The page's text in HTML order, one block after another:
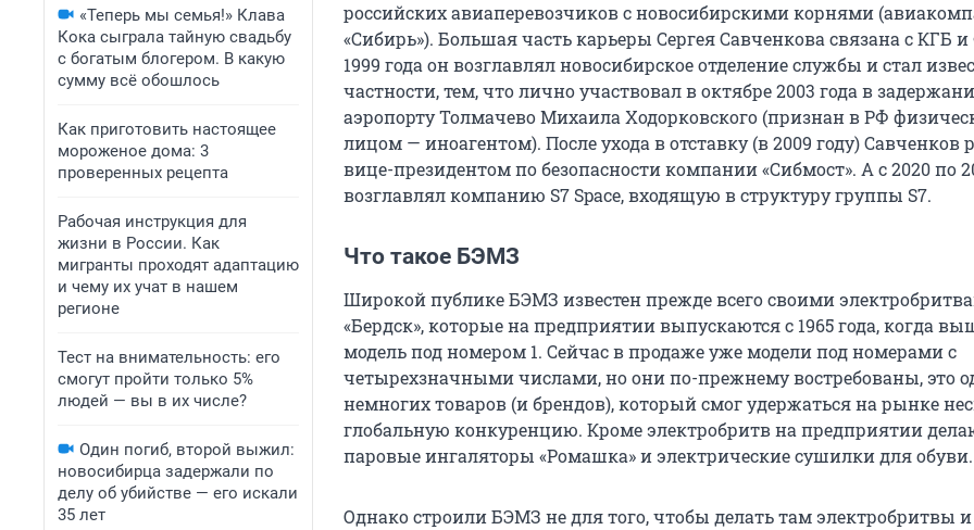
«Теперь мы семья!» Клава
Кока сыграла тайную свадьбу
с богатым блогером. В какую
сумму всё обошлось
Как приготовить настоящее
мороженое дома: 3
проверенных рецепта
Рабочая инструкция для
жизни в России. Как
мигранты проходят адаптацию
и чему их учат в нашем
регионе
Тест на внимательность: его
смогут пройти только 5%
людей — вы в их числе?
Один погиб, второй выжил:
новосибирца задержали по
делу об убийстве — его искали
35 лет
российских авиаперевозчиков с новосибирскими корнями
«Сибирь»). Большая часть карьеры Сергея Савченкова связана с КГБ
1999 года он возглавлял новосибирское отделение службы и стал
частности, тем, что лично участвовал в октябре 2003 года в
аэропорту Толмачево Михаила Ходорковского (признан в РФ
лицом — иноагентом). После ухода в отставку (в 2009 году) Савченков
вице-президентом по безопасности компании «Сибмост». А с 2020 по
возглавлял компанию S7 Space, входящую в структуру группы S7.
Что такое БЭМЗ
Широкой публике БЭМЗ известен прежде всего своими
«Бердск», которые на предприятии выпускаются с 1965 года, когда
модель под номером 1. Сейчас в продаже уже модели под номерами с
четырехзначными числами, но они по-прежнему востребованы, это
немногих товаров (и брендов), который смог удержаться на рынке
глобальную конкуренцию. Кроме электробритв на предприятии
паровые ингаляторы «Ромашка» и электрические сушилки для обуви.
Однако строили БЭМЗ не для того, чтобы делать там электробритвы и